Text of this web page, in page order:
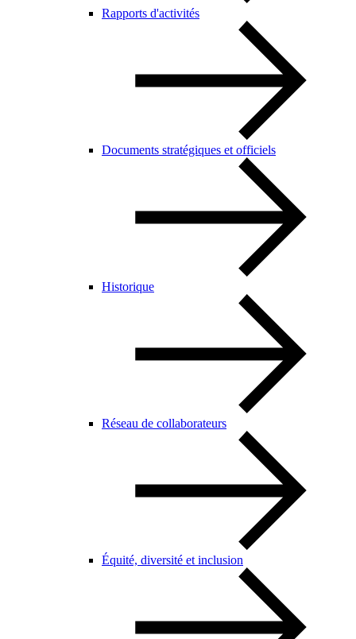
Rapports d'activités
Documents stratégiques et officiels
Historique
Réseau de collaborateurs
Équité, diversité et inclusion